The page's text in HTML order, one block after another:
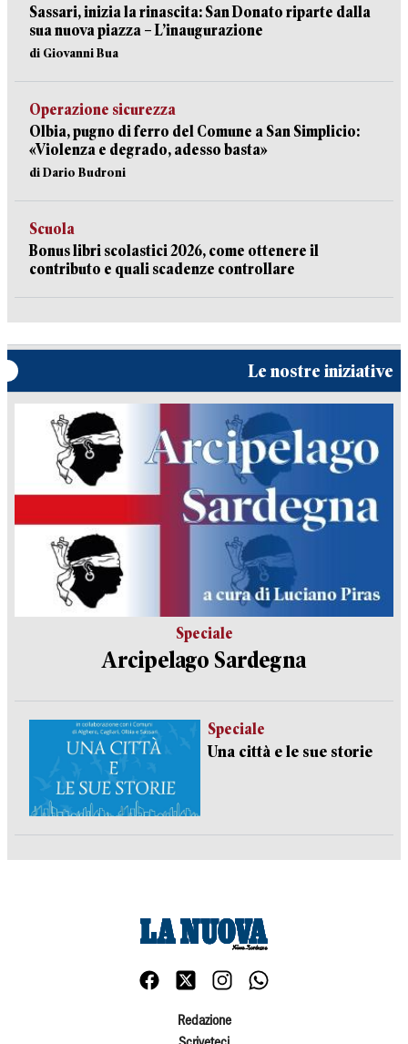
Sassari, inizia la rinascita: San Donato riparte dalla
sua nuova piazza – L’inaugurazione
di Giovanni Bua
Operazione sicurezza
Olbia, pugno di ferro del Comune a San Simplicio:
«Violenza e degrado, adesso basta»
di Dario Budroni
Scuola
Bonus libri scolastici 2026, come ottenere il
contributo e quali scadenze controllare
Le nostre iniziative
Speciale
Arcipelago Sardegna
Speciale
Una città e le sue storie
Redazione